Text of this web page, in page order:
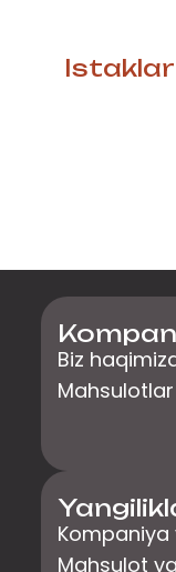
Istaklar
Biz
Mahsulotlar
Kompaniya
Mahsulot